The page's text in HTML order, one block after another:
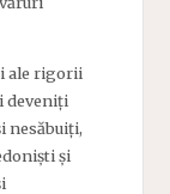
ale rigorii
deveniți
nesăbuiți,
și